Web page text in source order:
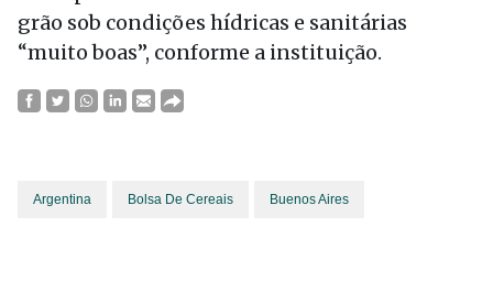
grão sob condições hídricas e sanitárias
“muito boas”, conforme a instituição.
Argentina Bolsa De Cereais Buenos Aires